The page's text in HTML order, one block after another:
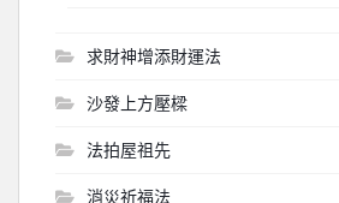
求財神增添財運法
沙發上方壓樑
法拍屋祖先
消災祈福法